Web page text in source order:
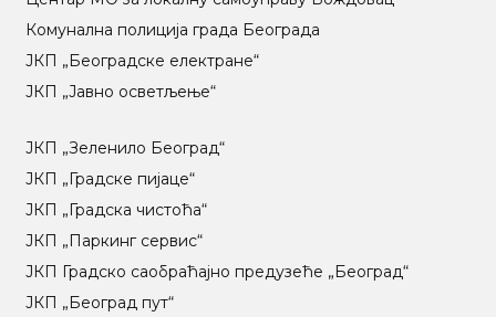
Комунална полиција града Београда
ЈКП „Београдске електране“
ЈКП „Јавно осветљење“
ЈКП „Зеленило Београд“
ЈКП „Градске пијаце“
ЈКП „Градска чистоћа“
ЈКП „Паркинг сервис“
ЈКП Градско саобраћајно предузеће „Београд“
ЈКП „Београд пут“